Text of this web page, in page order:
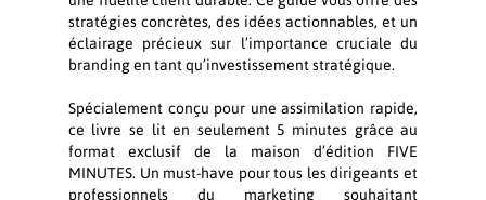
stratégies concrètes, des idées actionnables, et un
éclairage précieux sur l’importance cruciale du
branding en tant qu’investissement stratégique.
Spécialement conçu pour une assimilation rapide,
ce livre se lit en seulement 5 minutes grâce au
format exclusif de la maison d’édition FIVE
MINUTES. Un must-have pour tous les dirigeants et
professionnels du marketing souhaitant